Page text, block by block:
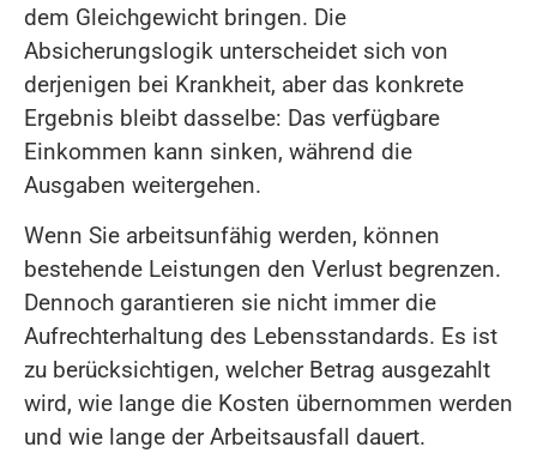
dem Gleichgewicht bringen. Die
Absicherungslogik unterscheidet sich von
derjenigen bei Krankheit, aber das konkrete
Ergebnis bleibt dasselbe: Das verfügbare
Einkommen kann sinken, während die
Ausgaben weitergehen.
Wenn Sie arbeitsunfähig werden, können
bestehende Leistungen den Verlust begrenzen.
Dennoch garantieren sie nicht immer die
Aufrechterhaltung des Lebensstandards. Es ist
zu berücksichtigen, welcher Betrag ausgezahlt
wird, wie lange die Kosten übernommen werden
und wie lange der Arbeitsausfall dauert.